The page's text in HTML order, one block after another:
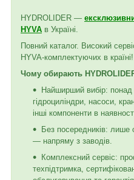
HYDROLIDER —
HYVA в Україні.
Повний каталог. Високий
HYVA-комплектуючих в країні!
Чому обирають
Найширший вибір:
гідроциліндри, насоси,
інші компоненти в
Без посередників: лише
— напряму з заводів.
Комплексний сервіс:
техпідтримка,